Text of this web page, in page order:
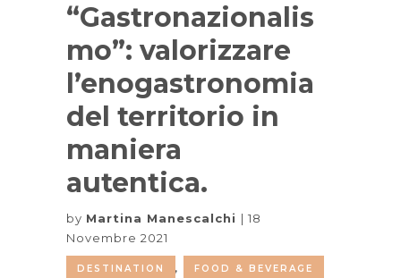
“Gastronazionalis
mo”: valorizzare
l’enogastronomia
del territorio in
maniera
autentica.
by Martina Manescalchi
18
Novembre 2021
DESTINATION , FOOD & BEVERAGE